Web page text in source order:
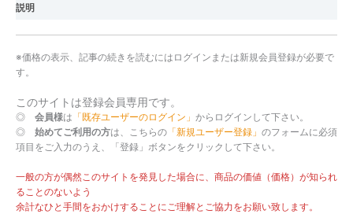
説明
※価格の表示、記事の続きを読むにはログインまたは新規会員登録が必要で
す。
このサイトは登録会員専用です。
◎ 会員様は 「既存ユーザーのログイン」 からログインして下さい。
◎ 始めてご利用の方は、こちらの 「新規ユーザー登録」 のフォームに必須
項目をご入力のうえ、「登録」ボタンをクリックして下さい。
一般の方が偶然このサイトを発見した場合に、商品の価値（価格）が知られ
ることのないよう
余計なひと手間をおかけすることにご理解とご協力をお願い致します。